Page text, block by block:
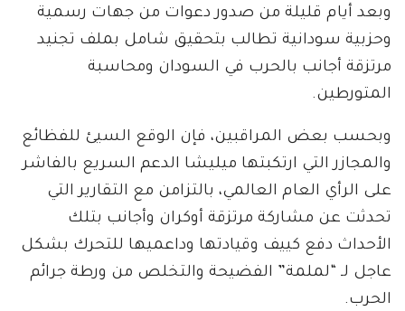
وبعد أيام قليلة من صدور دعوات من جهات رسمية
وحزبية سودانية تطالب بتحقيق شامل بملف تجنيد
مرتزقة أجانب بالحرب في السودان ومحاسبة
المتورطين.
وبحسب بعض المراقبين، فإن الوقع السيئ للفظائع
والمجازر التي ارتكبتها ميليشا الدعم السريع بالفاشر
على الرأي العام العالمي، بالتزامن مع التقارير التي
تحدثت عن مشاركة مرتزقة أوكران وأجانب بتلك
الأحداث دفع كييف وقيادتها وداعميها للتحرك بشكل
عاجل لـ “لملمة” الفضيحة والتخلص من ورطة جرائم
الحرب.